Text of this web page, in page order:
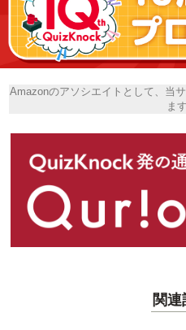
Amazonのアソシエイトとして、当
ます
関連